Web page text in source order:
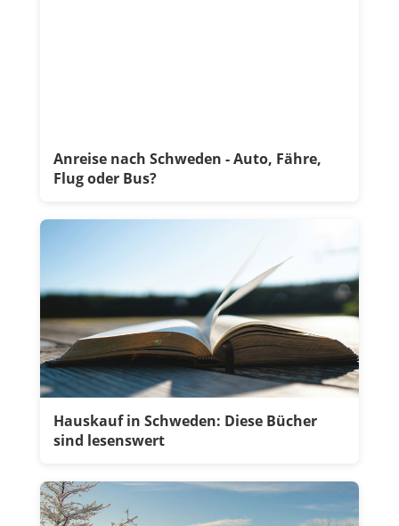
Anreise nach Schweden - Auto, Fähre,
Flug oder Bus?
Hauskauf in Schweden: Diese Bücher
sind lesenswert